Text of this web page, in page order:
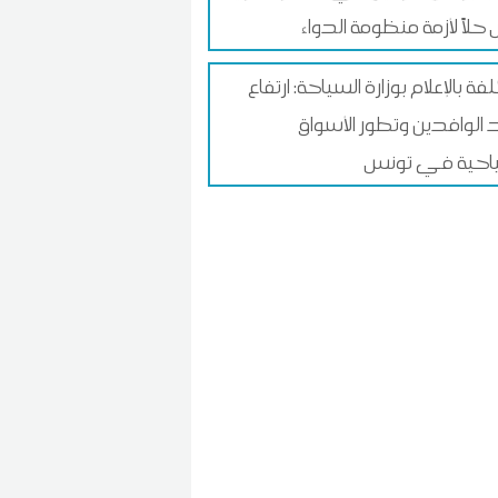
لأزمة منظومة الدواء
بالإعلام بوزارة السياحة: ارتفاع
وتطور الأسواق
في تونس